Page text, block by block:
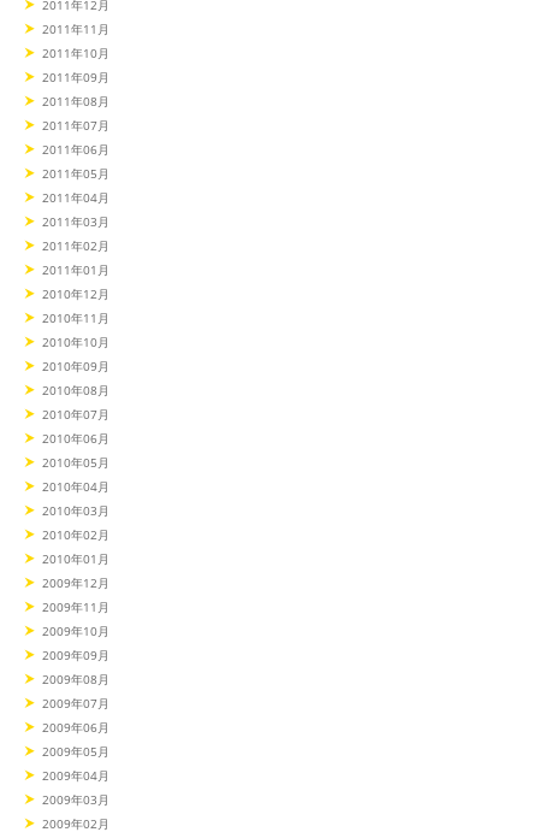
2011年12月
2011年11月
2011年10月
2011年09月
2011年08月
2011年07月
2011年06月
2011年05月
2011年04月
2011年03月
2011年02月
2011年01月
2010年12月
2010年11月
2010年10月
2010年09月
2010年08月
2010年07月
2010年06月
2010年05月
2010年04月
2010年03月
2010年02月
2010年01月
2009年12月
2009年11月
2009年10月
2009年09月
2009年08月
2009年07月
2009年06月
2009年05月
2009年04月
2009年03月
2009年02月